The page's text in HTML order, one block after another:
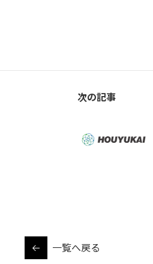
次の記事
一覧へ戻る